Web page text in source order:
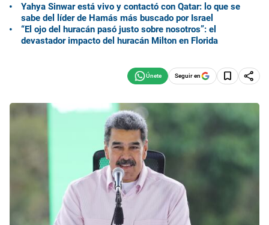
Yahya Sinwar está vivo y contactó con Qatar: lo que se
sabe del líder de Hamás más buscado por Israel
“El ojo del huracán pasó justo sobre nosotros”: el
devastador impacto del huracán Milton en Florida
Seguir en